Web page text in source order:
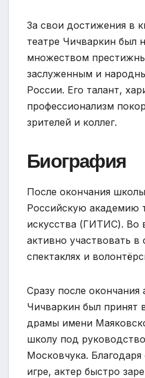
За свои достижения в
театре Чичваркин был
множеством
заслуженным и
России. Его талант,
профессионализм
зрителей и коллег.
Биография
После окончания
Российскую академию
искусства (ГИТИС). Во
активно участвовать в
спектаклях и
Сразу после окончания
Чичваркин был принят
драмы имени
школу под
Московчука.
игре, актер быстро